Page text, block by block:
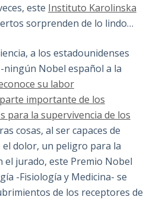
este Instituto Karolinska
sorprenden de lo lindo…
a los estadounidenses
ningún Nobel español a la
su labor
importante de los
para la supervivencia de los
cosas, al ser capaces de
dolor, un peligro para la
el jurado, este Premio Nobel
-Fisiología y Medicina- se
de los receptores de